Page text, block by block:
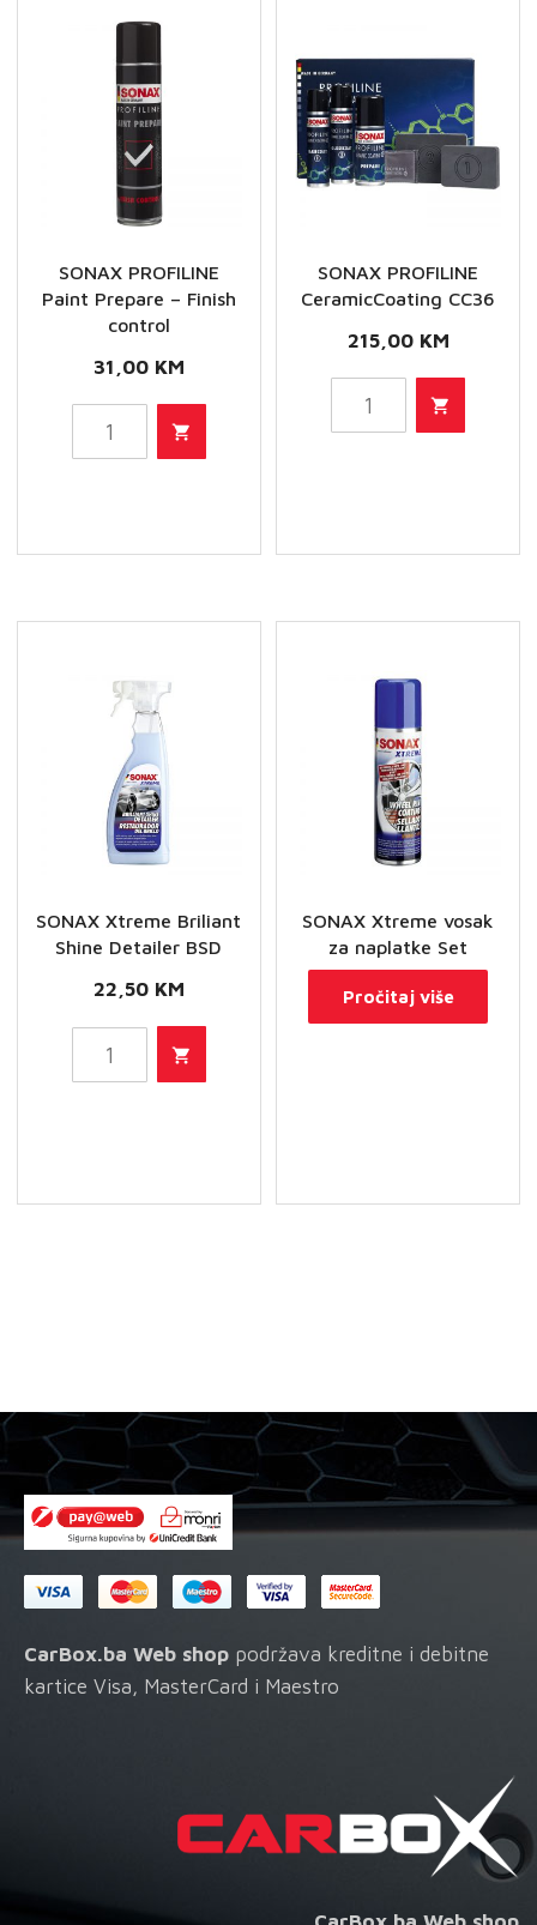
SONAX PROFILINE
Paint Prepare – Finish
control
31,00 KM
SONAX
PROFILINE
količina
SONAX PROFILINE
CeramicCoating CC36
215,00 KM
SONAX
PROFILINE
količina
SONAX Xtreme Briliant
Shine Detailer BSD
22,50 KM
SONAX
Xtreme
Detailer
SONAX Xtreme vosak
za naplatke Set
Pročitaj više
CarBox.ba Web shop podržava kreditne i debitne
kartice Visa, MasterCard i Maestro